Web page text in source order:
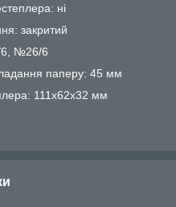
ні
закритий
№26/6
паперу: 45 мм
111х62х32 мм